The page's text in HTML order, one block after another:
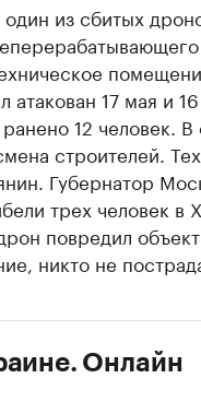
из сбитых
17 мая и
12 человек. В
строителей.
Губернатор
трех человек в
повредил
никто не
Онлайн